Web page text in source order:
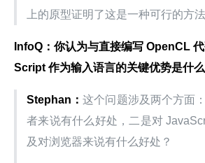
上的原型证明了这是一种可行的方法
InfoQ：你认为与直接编写 OpenCL
Script 作为输入语言的关键优势是什么
Stephan：这个问题涉及两个方面
者来说有什么好处，二是对
及对浏览器来说有什么好处？